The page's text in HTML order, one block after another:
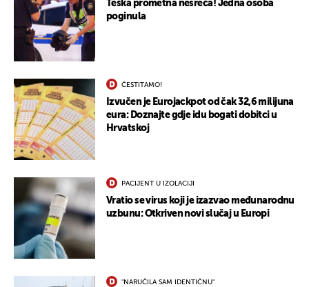
Teška prometna nesreća! Jedna osoba
poginula
ČESTITAMO!
Izvučen je Eurojackpot od čak 32,6 milijuna
eura: Doznajte gdje idu bogati dobitci u
Hrvatskoj
PACIJENT U IZOLACIJI
Vratio se virus koji je izazvao međunarodnu
uzbunu: Otkriven novi slučaj u Europi
"NARUČILA SAM IDENTIČNU"
UKLJUČITE NOTIFIKACIJE